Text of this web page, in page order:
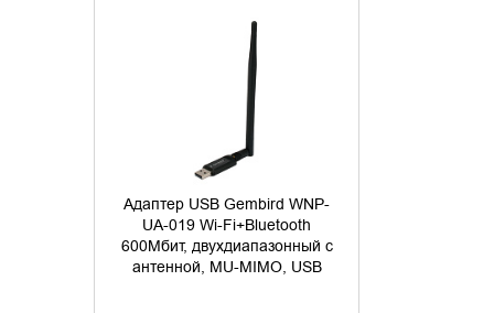
Адаптер USB Gembird WNP-
UA-019 Wi-Fi+Bluetooth
600Мбит, двухдиапазонный с
антенной, MU-MIMO, USB
УТОЧНИТЬ НАЛИЧИЕ